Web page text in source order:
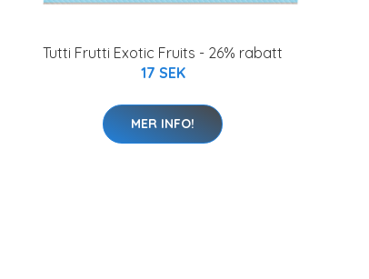
Tutti Frutti Exotic Fruits - 26% rabatt
17 SEK
MER INFO!